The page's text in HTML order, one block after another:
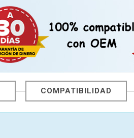
COMPATIBILIDAD